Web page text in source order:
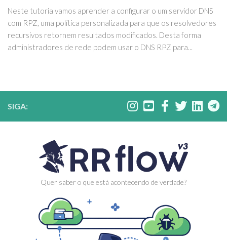
Neste tutoria vamos aprender a configurar o um servidor DNS
com RPZ, uma política personalizada para que os resolvedores
recursivos retornem resultados modificados. Desta forma
administradores de rede podem usar o DNS RPZ para...
SIGA:
Quer saber o que está acontecendo de verdade?